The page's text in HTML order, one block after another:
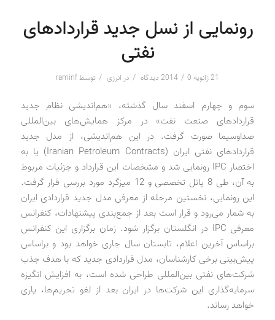
رونمایی از نسل جدید قراردادهای
نفتی
21 ژانویه 2014 / 0 دیدگاه / در انرژی / توسط raminf
سوم و چهارم اسفند سال گذشته، «هم‌اندیشی نظام جدید
قراردادهای صنعت نفت» در مرکز همایش‌های بین‌المللی
صداوسیما صورت گرفت. در این هم‌اندیشی، از مدل جدید
قراردادهای نفتی ایران (Iranian Petroleum Contracts) یا به
اختصار IPC رونمایی شد و مشخصات این قرارداد و جزئیات مربوط
به آن، طی 8 پانل تخصصی و 12 میزگرد مورد بررسی قرار گرفت.
این رونمایی، نخستین مرحله از معرفی مدل جدید قراردادی ایران
به شمار می‌رود و قرار است بعد از جمع‌بندی پیشنهادات، کنفرانس
معرفی IPC در انگلستان برگزار شود. زمان برگزاری این کنفرانس
براساس آخرین اعلام، تابستان سال جاری خواهد بود و براساس
پیش‌بینی برخی کارشناسان، مدل قراردادی جدید که با هدف جذب
شرکت‌های نفتی بین‌المللی طراحی شده است، به افزایش انگیزه
سرمایه‌گذاری این شرکت‌ها در ایران بعد از لغو تحریم‌ها، یاری
خواهد رساند.